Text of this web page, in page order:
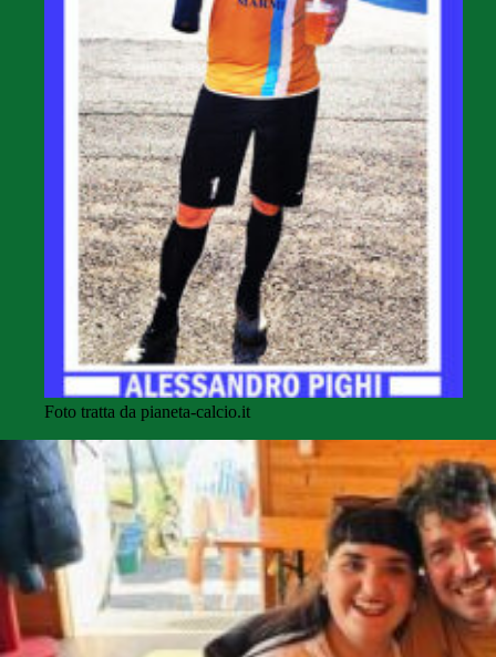
Foto tratta da pianeta-calcio.it